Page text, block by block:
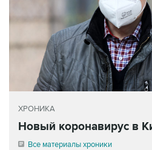
ХРОНИКА
Новый коронавирус в
Все материалы хроники